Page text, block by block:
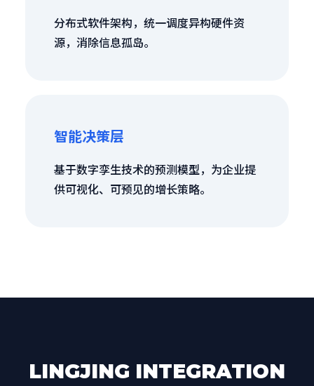
分布式软件架构，统一调度异构硬件资
源，消除信息孤岛。
智能决策层
基于数字孪生技术的预测模型，为企业提
供可视化、可预见的增长策略。
LINGJING INTEGRATION